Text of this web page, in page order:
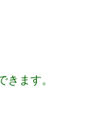
ます。